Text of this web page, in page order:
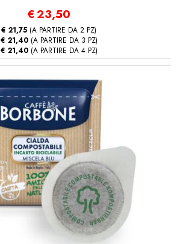
€23,50
€ 21,75 (A PARTIRE DA 2 PZ)
€ 21,40(A PARTIRE DA 3 PZ)
€ 21,40(A PARTIRE DA 4 PZ)